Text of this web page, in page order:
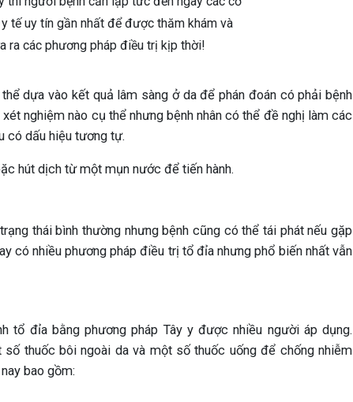
tế uy tín gần nhất để được thăm khám và
ra các phương pháp điều trị kịp thời!
dựa vào kết quả lâm sàng ở da để phán đoán có phải bệnh
nghiệm nào cụ thể nhưng bệnh nhân có thể đề nghị làm các
có dấu hiệu tương tự.
hút dịch từ một mụn nước để tiến hành.
thái bình thường nhưng bệnh cũng có thể tái phát nếu gặp
có nhiều phương pháp điều trị tổ đỉa nhưng phổ biến nhất vẫn
tổ đỉa bằng phương pháp Tây y được nhiều người áp dụng.
thuốc bôi ngoài da và một số thuốc uống để chống nhiễm
bao gồm: